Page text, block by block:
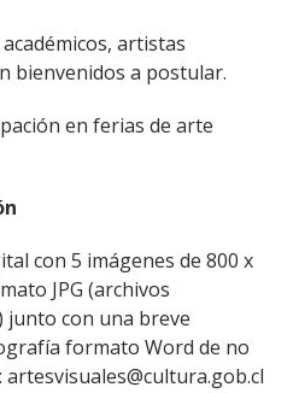
artistas
bienvenidos a postular.
en ferias de arte
con 5 imágenes de 800 x
JPG (archivos
junto con una breve
formato Word de no
artesvisuales@cultura.gob.cl